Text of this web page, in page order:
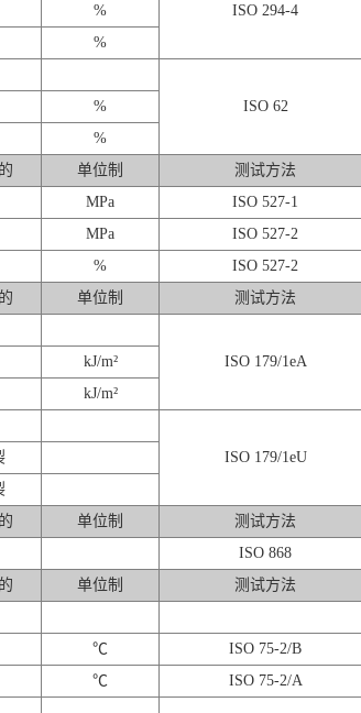
ISO 294-4
%
%
ISO 62
%
%
单位制
测试方法
MPa
ISO 527-1
MPa
ISO 527-2
%
ISO 527-2
单位制
测试方法
ISO 179/1eA
kJ/m²
kJ/m²
ISO 179/1eU
单位制
测试方法
ISO 868
单位制
测试方法
℃
ISO 75-2/B
℃
ISO 75-2/A